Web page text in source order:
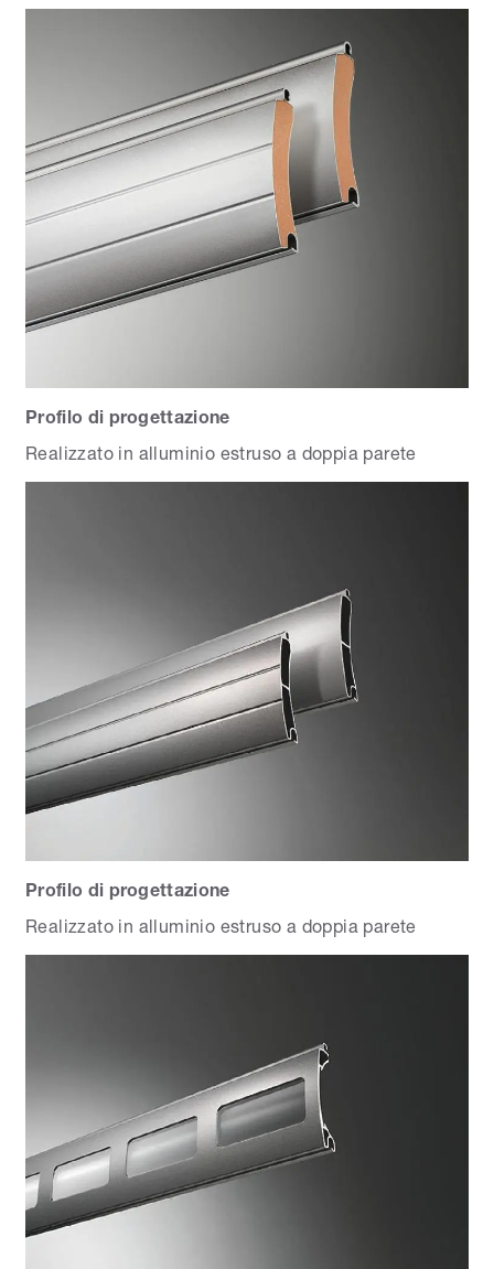
Profilo di progettazione
Realizzato in alluminio estruso a doppia parete
Profilo di progettazione
Realizzato in alluminio estruso a doppia parete